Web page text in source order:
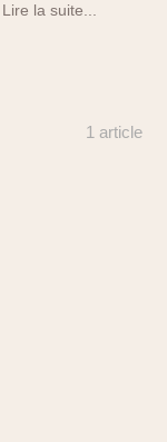
Lire la suite...
1 article